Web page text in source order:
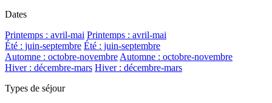
Dates
Printemps : avril-mai Printemps : avril-mai
Été : juin-septembre Été : juin-septembre
Automne : octobre-novembreAutomne : octobre-novembre
Hiver : décembre-mars Hiver : décembre-mars
Types de séjour